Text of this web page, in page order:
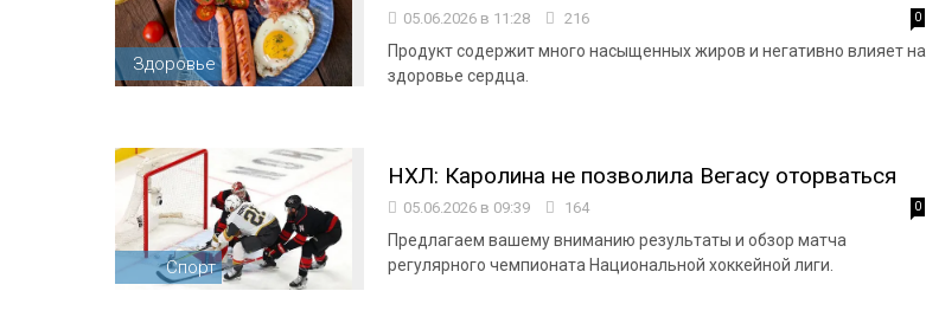
Здоровье
05.06.2026 в 11:28 216 0
Продукт содержит много насыщенных жиров и негативно влияет на
здоровье сердца.
Спорт
НХЛ: Каролина не позволила Вегасу оторваться
05.06.2026 в 09:39 164 0
Предлагаем вашему вниманию результаты и обзор матча
регулярного чемпионата Национальной хоккейной лиги.